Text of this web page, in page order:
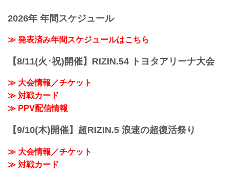
ーー具体的にどういうところが想定より
強かったですか。
高木 なんかやっぱ体の力も強かったし、
うーん。すばらしい未来がある子だな...
い」
だけますか。
てるっていうのと、あとはリング上でも
タビューを公開！
- YouTube
youtu.be
ダニー・サバテロ「井上直樹、首を洗っ
て、待っとけ」
の何にも代えられない。しかもエキサイ
ティングな試合内容で勝つのを見せられ
2026年 年間スケジュール
≫ 発表済み年間スケジュールはこちら
【8/11(火･祝)開催】RIZIN.54 トヨタアリーナ大会
≫ 大会情報／チケット
≫ 対戦カード
≫ PPV配信情報
【9/10(木)開催】超RIZIN.5 浪速の超復活祭り
≫ 大会情報／チケット
≫ 対戦カード